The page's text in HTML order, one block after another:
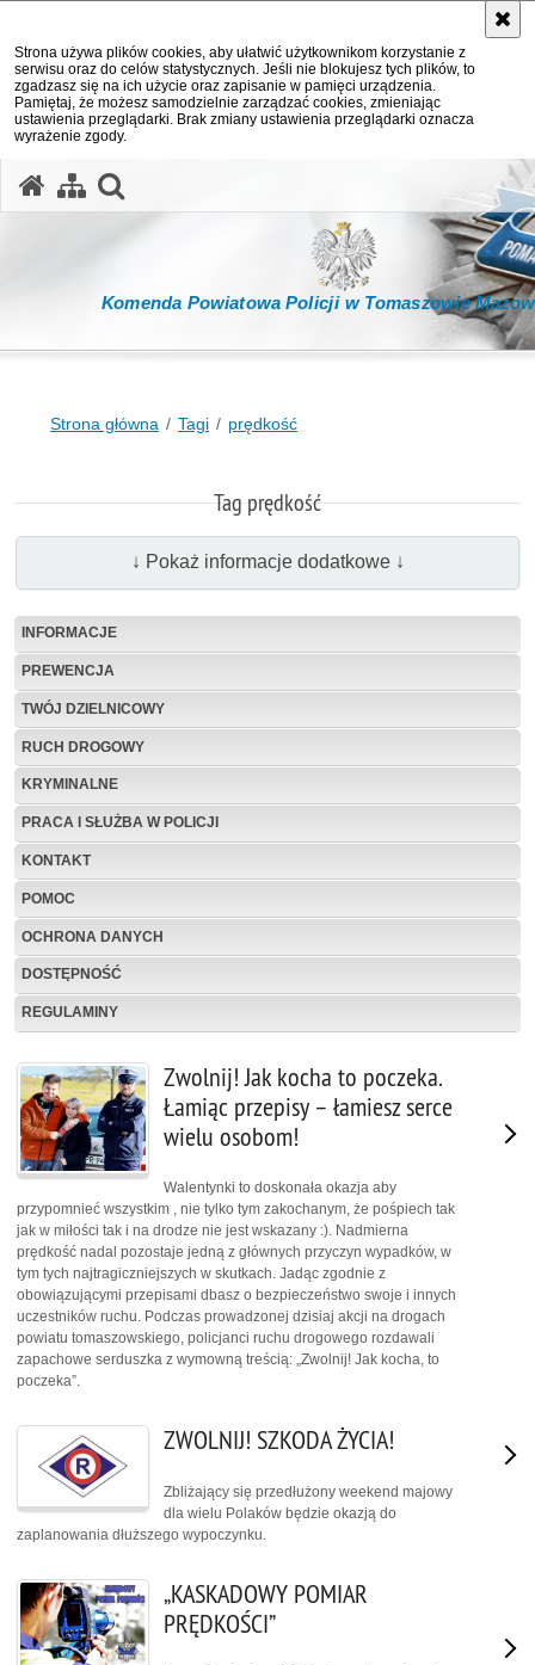
Strona używa plików cookies, aby ułatwić użytkownikom korzystanie z
serwisu oraz do celów statystycznych. Jeśli nie blokujesz tych plików, to
zgadzasz się na ich użycie oraz zapisanie w pamięci urządzenia.
Pamiętaj, że możesz samodzielnie zarządzać cookies, zmieniając
ustawienia przeglądarki. Brak zmiany ustawienia przeglądarki oznacza
wyrażenie zgody.
Komenda Powiatowa Policji w Tomaszowie
Strona główna Tagi prędkość
Tag prędkość
↓ Pokaż informacje dodatkowe ↓
INFORMACJE
PREWENCJA
TWÓJ DZIELNICOWY
RUCH DROGOWY
KRYMINALNE
PRACA I SŁUŻBA W POLICJI
KONTAKT
POMOC
OCHRONA DANYCH
DOSTĘPNOŚĆ
REGULAMINY
Zwolnij! Jak kocha to poczeka.
Łamiąc przepisy – łamiesz serce
wielu osobom!
Walentynki to doskonała okazja aby
przypomnieć wszystkim , nie tylko tym zakochanym, że pośpiech tak
jak w miłości tak i na drodze nie jest wskazany :). Nadmierna
prędkość nadal pozostaje jedną z głównych przyczyn wypadków, w
tym tych najtragiczniejszych w skutkach. Jadąc zgodnie z
obowiązującymi przepisami dbasz o bezpieczeństwo swoje i innych
uczestników ruchu. Podczas prowadzonej dzisiaj akcji na drogach
powiatu tomaszowskiego, policjanci ruchu drogowego rozdawali
zapachowe serduszka z wymowną treścią: „Zwolnij! Jak kocha, to
poczeka”.
ZWOLNIJ! SZKODA ŻYCIA!
Zbliżający się przedłużony weekend majowy
dla wielu Polaków będzie okazją do
zaplanowania dłuższego wypoczynku.
„KASKADOWY POMIAR
PRĘDKOŚCI”